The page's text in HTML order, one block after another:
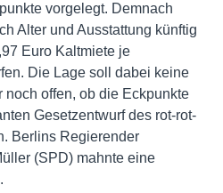
vorgelegt. Demnach
Alter und Ausstattung künftig
Euro Kaltmiete je
Die Lage soll dabei keine
noch offen, ob die Eckpunkte
Gesetzentwurf des rot-rot-
Berlins Regierender
(SPD) mahnte eine